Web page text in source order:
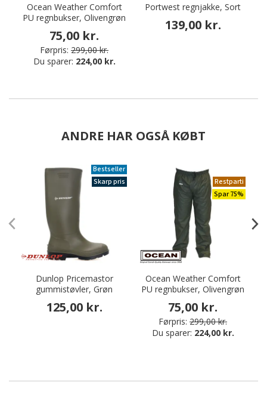
Ocean Weather Comfort
PU regnbukser, Olivengrøn
75,00 kr.
Førpris: 299,00 kr.
Du sparer: 224,00 kr.
Portwest regnjakke, Sort
139,00 kr.
ANDRE HAR OGSÅ KØBT
Bestseller
Skarp pris
Dunlop Pricemastor
gummistøvler, Grøn
125,00 kr.
Restparti
Spar 75%
Ocean Weather Comfort
PU regnbukser, Olivengrøn
75,00 kr.
Førpris: 299,00 kr.
Du sparer: 224,00 kr.